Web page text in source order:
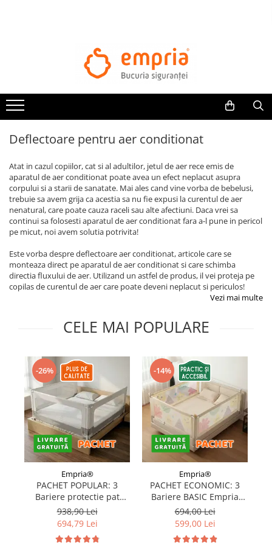
Bariere protectie pentru pat
Protectii mobilier
Protectie colturi mobila copii
Sigurante pentru sertare si usi
Sigurante geamuri si usi glisante
Kituri de siguranta pentru copii si
bebelusi
Protectii casa
Protectii utile
Casti antifonice pentru copii si
bebelusi
Echipament protectie bicicleta si
Accesorii auto copii
Haine & accesorii plaja
Haine plaja / inot
Ochelari de soare
Palarii protectie UV
Accesorii plaja
Puericultura mare
Deflectoare pentru aer conditionat
Atat in cazul copiilor, cat si al adultilor, jetul de aer rece emis de
aparatul de aer conditionat poate avea un efect neplacut asupra
corpului si a starii de sanatate. Mai ales cand vine vorba de bebelusi,
trebuie sa avem grija ca acestia sa nu fie expusi la curentul de aer
nenatural, care poate cauza raceli sau alte afectiuni. Daca vrei sa
continui sa folosesti aparatul de aer conditionat fara a-l pune in pericol
pe micut, noi avem solutia potrivita!
Este vorba despre deflectoare aer conditionat, articole care se
monteaza direct pe aparatul de aer conditionat si care schimba
directia fluxului de aer. Utilizand un astfel de produs, il vei proteja pe
copilas de curentul de aer care poate deveni neplacut si periculos!
Vezi mai multe
CELE MAI POPULARE
-26%
Empria®
PACHET POPULAR: 3
Bariere protectie pat
copii, SELECT, 160x200
cm
938,90 Lei
694,79 Lei
-14%
Empria®
PACHET ECONOMIC: 3
Bariere BASIC Empria
protectie pat 160X200 cm
+ bara stabilizatoare
694,00 Lei
599,00 Lei